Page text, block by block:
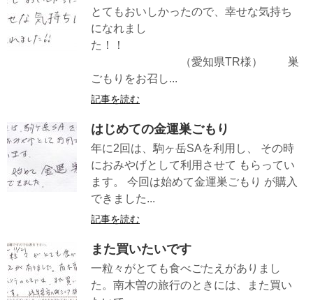
とてもおいしかったので、幸せな気持ち
になれまし
た！！
（愛知県TR様） 巣
ごもりをお召し...
記事を読む
はじめての金運巣ごもり
年に2回は、駒ヶ岳SAを利用し、 その時
におみやげとして利用させて もらってい
ます。 今回は始めて金運巣ごもり が購入
できました...
記事を読む
また買いたいです
一粒々がとても食べごたえがありまし
た。南木曽の旅行のときには、また買い